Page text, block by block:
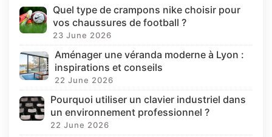
Quel type de crampons nike choisir pour
vos chaussures de football ?
23 June 2026
Aménager une véranda moderne à Lyon :
inspirations et conseils
22 June 2026
Pourquoi utiliser un clavier industriel dans
un environnement professionnel ?
22 June 2026